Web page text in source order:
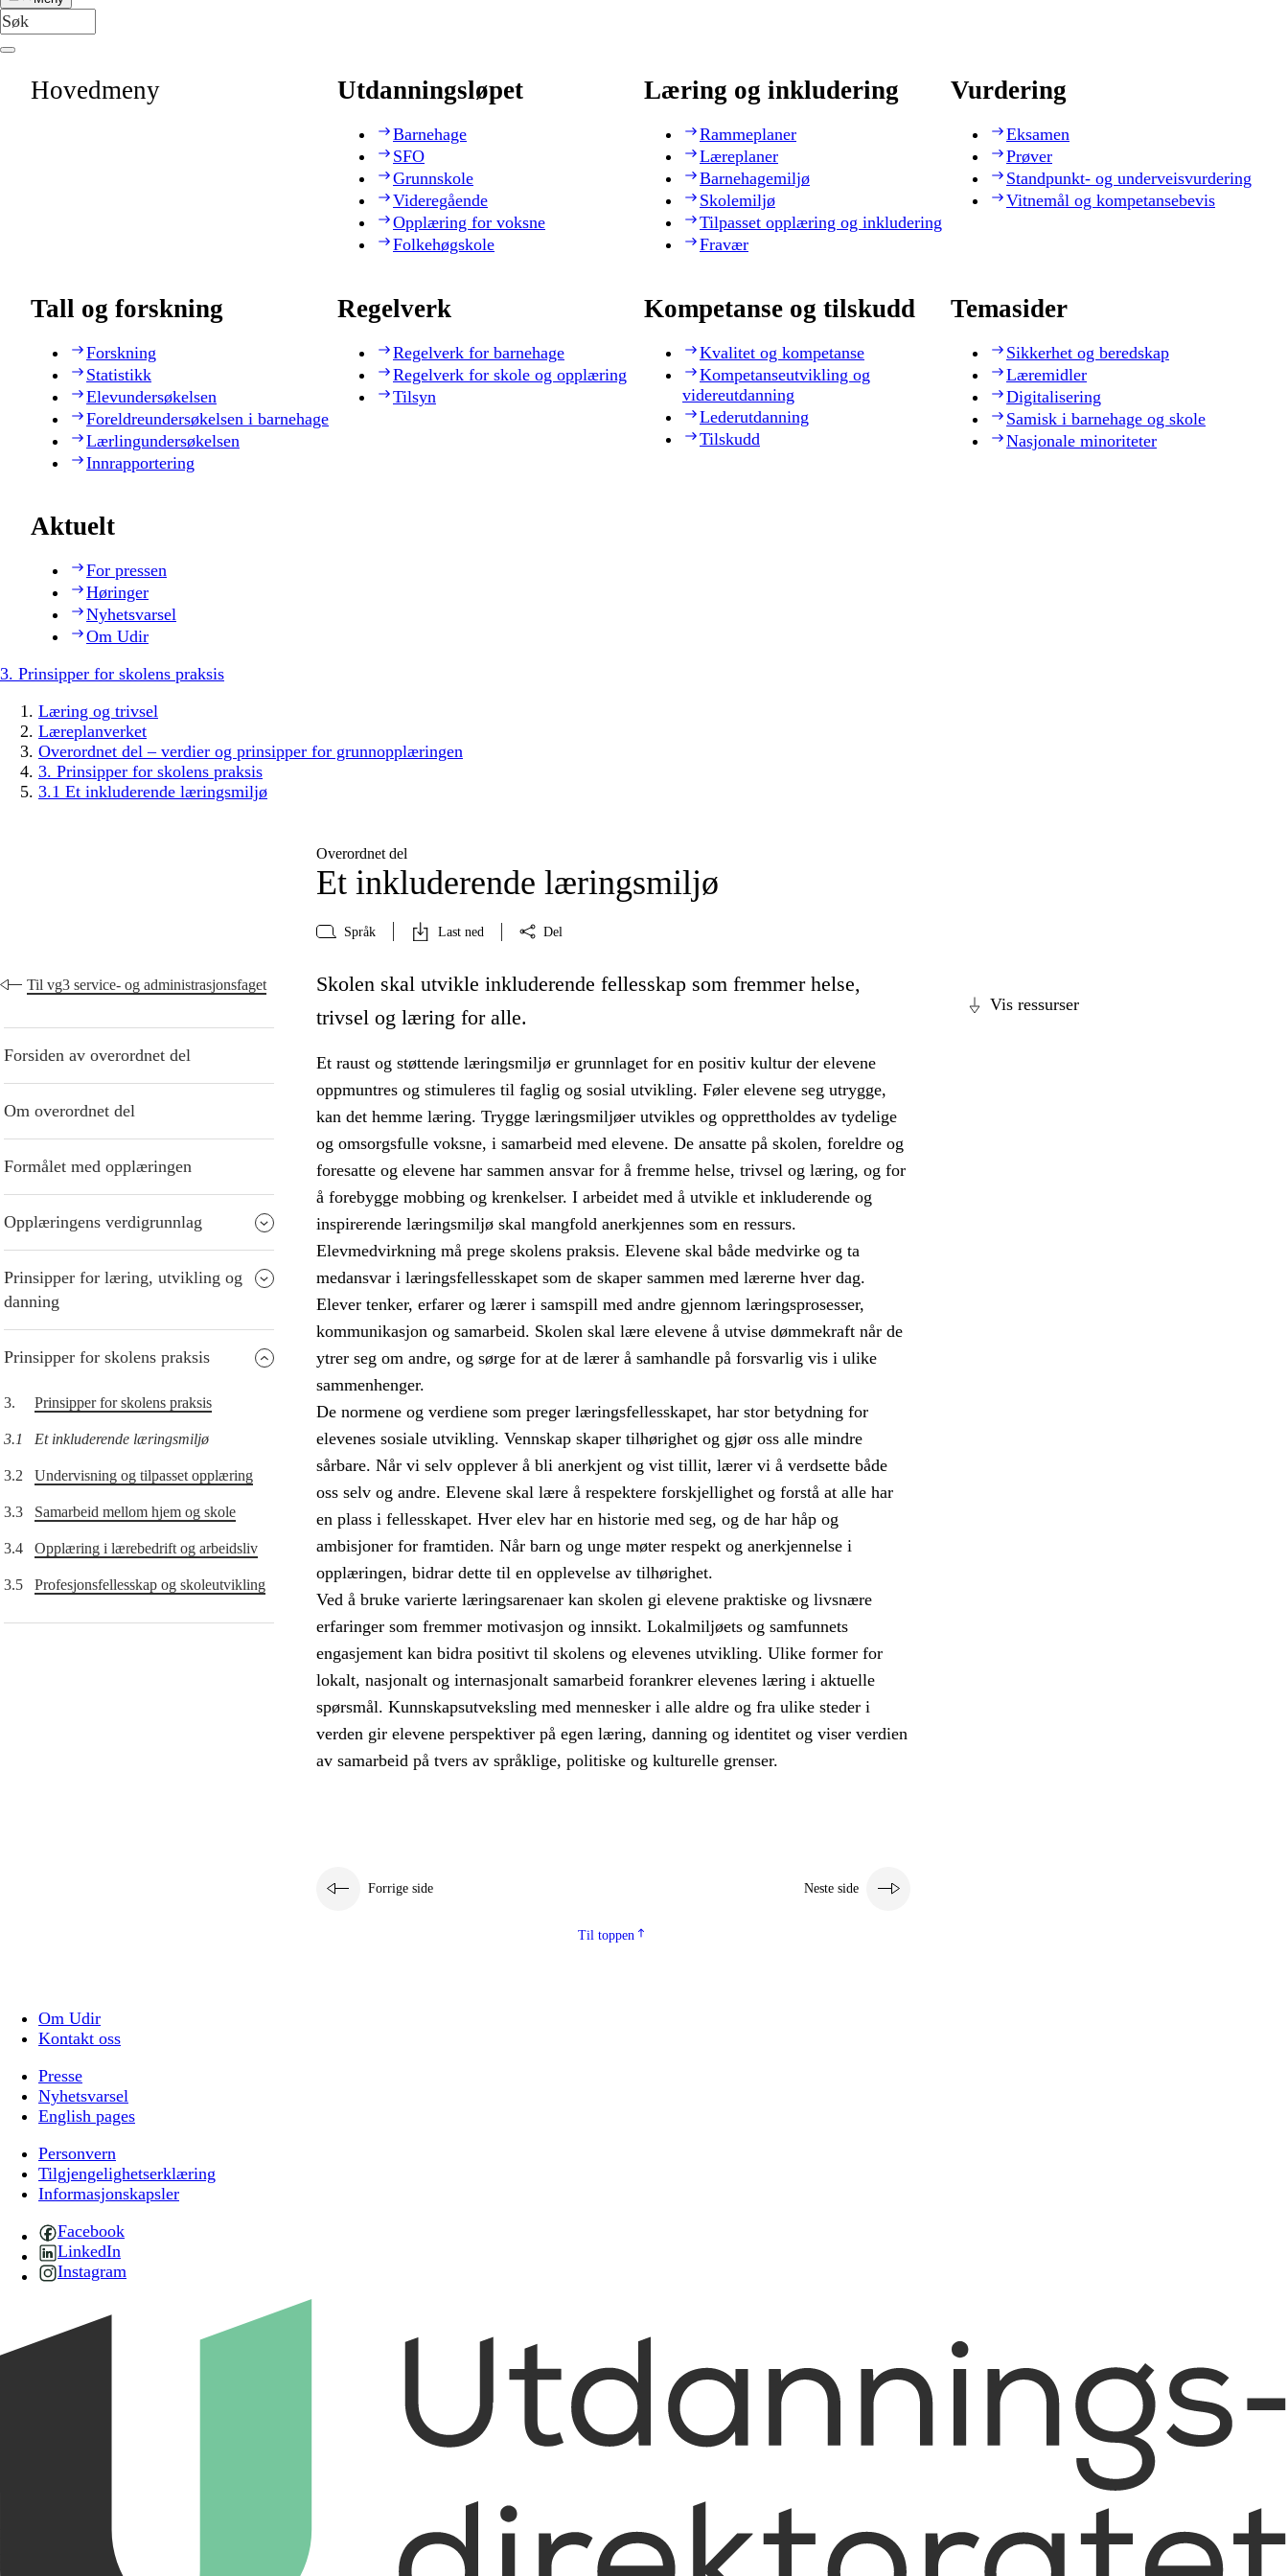
Hovedmeny Utdanningsløpet
Barnehage
SFO
Grunnskole
Videregående
Opplæring for voksne
Folkehøgskole
Læring og inkludering
Rammeplaner
Læreplaner
Barnehagemiljø
Skolemiljø
Tilpasset opplæring og inkludering
Fravær
Vurdering
Eksamen
Prøver
Standpunkt- og underveisvurdering
Vitnemål og kompetansebevis
Tall og forskning
Forskning
Statistikk
Elevundersøkelsen
Foreldreundersøkelsen i barnehage
Lærlingundersøkelsen
Innrapportering
Regelverk
Regelverk for barnehage
Regelverk for skole og opplæring
Tilsyn
Kompetanse og tilskudd
Kvalitet og kompetanse
Kompetanseutvikling og
videreutdanning
Lederutdanning
Tilskudd
Temasider
Sikkerhet og beredskap
Læremidler
Digitalisering
Samisk i barnehage og skole
Nasjonale minoriteter
Aktuelt
For pressen
Høringer
Nyhetsvarsel
Om Udir
3. Prinsipper for skolens praksis
Læring og trivsel
Læreplanverket
Overordnet del – verdier og prinsipper for grunnopplæringen
3. Prinsipper for skolens praksis
3.1 Et inkluderende læringsmiljø
Overordnet del
Et inkluderende læringsmiljø
Språk Last ned Del
Til vg3 service- og administrasjonsfaget
Forsiden av overordnet del
Om overordnet del
Formålet med opplæringen
Opplæringens verdigrunnlag
Prinsipper for læring, utvikling og
danning
Prinsipper for skolens praksis
3. Prinsipper for skolens praksis
3.1 Et inkluderende læringsmiljø
3.2 Undervisning og tilpasset opplæring
3.3 Samarbeid mellom hjem og skole
3.4 Opplæring i lærebedrift og arbeidsliv
3.5 Profesjonsfellesskap og skoleutvikling
Vis ressurser
Skolen skal utvikle inkluderende fellesskap som fremmer helse,
trivsel og læring for alle.
Et raust og støttende læringsmiljø er grunnlaget for en positiv kultur der elevene
oppmuntres og stimuleres til faglig og sosial utvikling. Føler elevene seg utrygge,
kan det hemme læring. Trygge læringsmiljøer utvikles og opprettholdes av tydelige
og omsorgsfulle voksne, i samarbeid med elevene. De ansatte på skolen, foreldre og
foresatte og elevene har sammen ansvar for å fremme helse, trivsel og læring, og for
å forebygge mobbing og krenkelser. I arbeidet med å utvikle et inkluderende og
inspirerende læringsmiljø skal mangfold anerkjennes som en ressurs.
Elevmedvirkning må prege skolens praksis. Elevene skal både medvirke og ta
medansvar i læringsfellesskapet som de skaper sammen med lærerne hver dag.
Elever tenker, erfarer og lærer i samspill med andre gjennom læringsprosesser,
kommunikasjon og samarbeid. Skolen skal lære elevene å utvise dømmekraft når de
ytrer seg om andre, og sørge for at de lærer å samhandle på forsvarlig vis i ulike
sammenhenger.
De normene og verdiene som preger læringsfellesskapet, har stor betydning for
elevenes sosiale utvikling. Vennskap skaper tilhørighet og gjør oss alle mindre
sårbare. Når vi selv opplever å bli anerkjent og vist tillit, lærer vi å verdsette både
oss selv og andre. Elevene skal lære å respektere forskjellighet og forstå at alle har
en plass i fellesskapet. Hver elev har en historie med seg, og de har håp og
ambisjoner for framtiden. Når barn og unge møter respekt og anerkjennelse i
opplæringen, bidrar dette til en opplevelse av tilhørighet.
Ved å bruke varierte læringsarenaer kan skolen gi elevene praktiske og livsnære
erfaringer som fremmer motivasjon og innsikt. Lokalmiljøets og samfunnets
engasjement kan bidra positivt til skolens og elevenes utvikling. Ulike former for
lokalt, nasjonalt og internasjonalt samarbeid forankrer elevenes læring i aktuelle
spørsmål. Kunnskapsutveksling med mennesker i alle aldre og fra ulike steder i
verden gir elevene perspektiver på egen læring, danning og identitet og viser verdien
av samarbeid på tvers av språklige, politiske og kulturelle grenser.
Forrige side Neste side
Til toppen
Om Udir
Kontakt oss
Presse
Nyhetsvarsel
English pages
Personvern
Tilgjengelighetserklæring
Informasjonskapsler
Facebook
LinkedIn
Instagram